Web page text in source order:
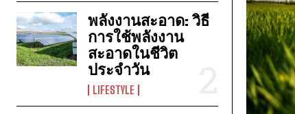
พลังงานสะอาด: วิธี
การใช้พลังงาน
สะอาดในชีวิต
ประจำวัน
LIFESTYLE